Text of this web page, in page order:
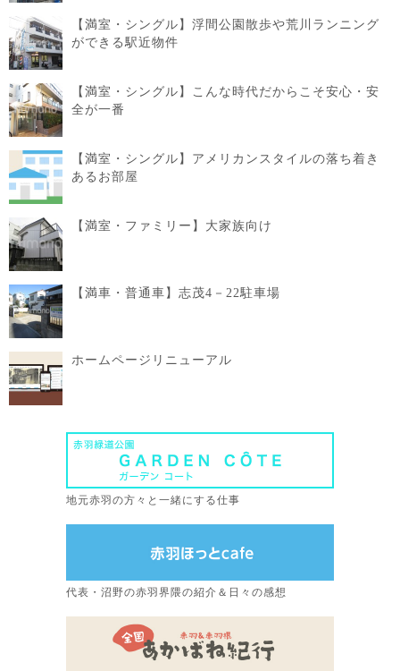
【満室・シングル】浮間公園散歩や荒川ランニング
ができる駅近物件
【満室・シングル】こんな時代だからこそ安心・安
全が一番
【満室・シングル】アメリカンスタイルの落ち着き
あるお部屋
【満室・ファミリー】大家族向け
【満車・普通車】志茂4－22駐車場
ホームページリニューアル
地元赤羽の方々と一緒にする仕事
代表・沼野の赤羽界隈の紹介＆日々の感想